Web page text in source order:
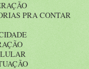
PRA CONTAR